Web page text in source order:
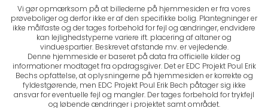
Vi gør opmærksom på at billederne på hjemmesiden er fra vores
prøveboliger og derfor ikke er af den specifikke bolig. Plantegninger er
ikke målfaste og der tages forbehold for fejl og ændringer, endvidere
kan lejlighedstyperne variere ift. placering af altaner og
vinduespartier. Beskrevet afstande mv. er vejledende.
Denne hjemmeside er baseret på data fra officielle kilder og
informationer modtaget fra opdragsgiver. Det er EDC Projekt Poul Erik
Bechs opfattelse, at oplysningerne på hjemmesiden er korrekte og
fyldestgørende, men EDC Projekt Poul Erik Bech påtager sig ikke
ansvar for eventuelle fejl og mangler. Der tages forbehold for trykfejl
og løbende ændringer i projektet samt området.